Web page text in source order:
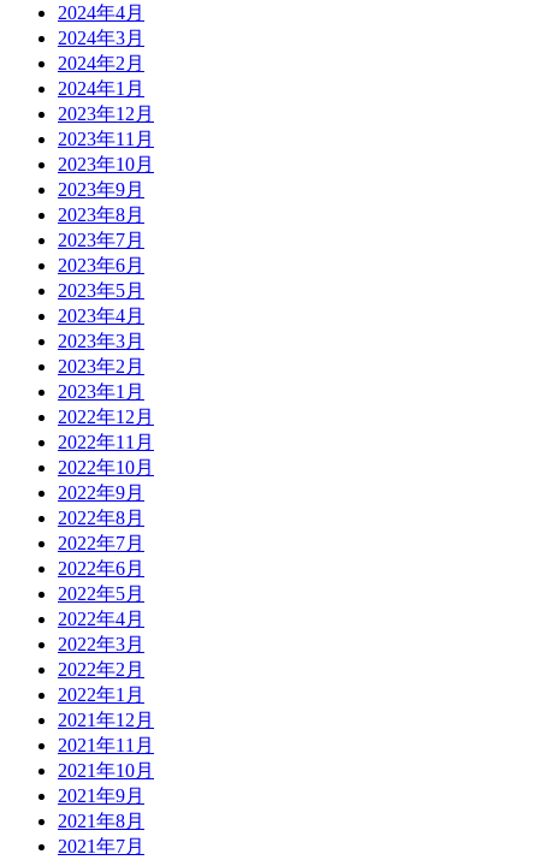
2024年4月
2024年3月
2024年2月
2024年1月
2023年12月
2023年11月
2023年10月
2023年9月
2023年8月
2023年7月
2023年6月
2023年5月
2023年4月
2023年3月
2023年2月
2023年1月
2022年12月
2022年11月
2022年10月
2022年9月
2022年8月
2022年7月
2022年6月
2022年5月
2022年4月
2022年3月
2022年2月
2022年1月
2021年12月
2021年11月
2021年10月
2021年9月
2021年8月
2021年7月